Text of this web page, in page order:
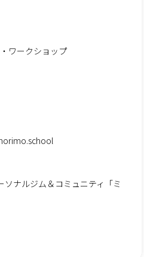
ワークショップ
ソナルジム＆コミュニティ「ミ